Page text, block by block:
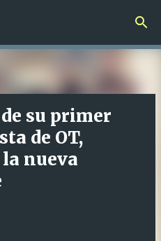
principal
su primer
de OT,
nueva